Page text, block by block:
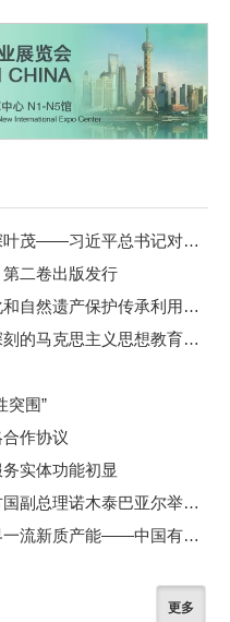
让中朝传统友谊之树更加根深叶茂——习近平总书记对朝鲜进行国事访问纪实
第二卷出版发行
在习近平文化思想引领下文化和自然遗产保护传承利用工作开创新局面
伟大征程丨延安整风：一次深刻的马克思主义思想教育运动
突围”
作协议
实体功能初显
中铝集团董事长段向东与蒙古国副总理诺木泰巴亚尔举行会谈
锻造无愧时代无愧使命的世界一流新质产能——中国有色金属工业的战略应对与破局之道（二）
更多